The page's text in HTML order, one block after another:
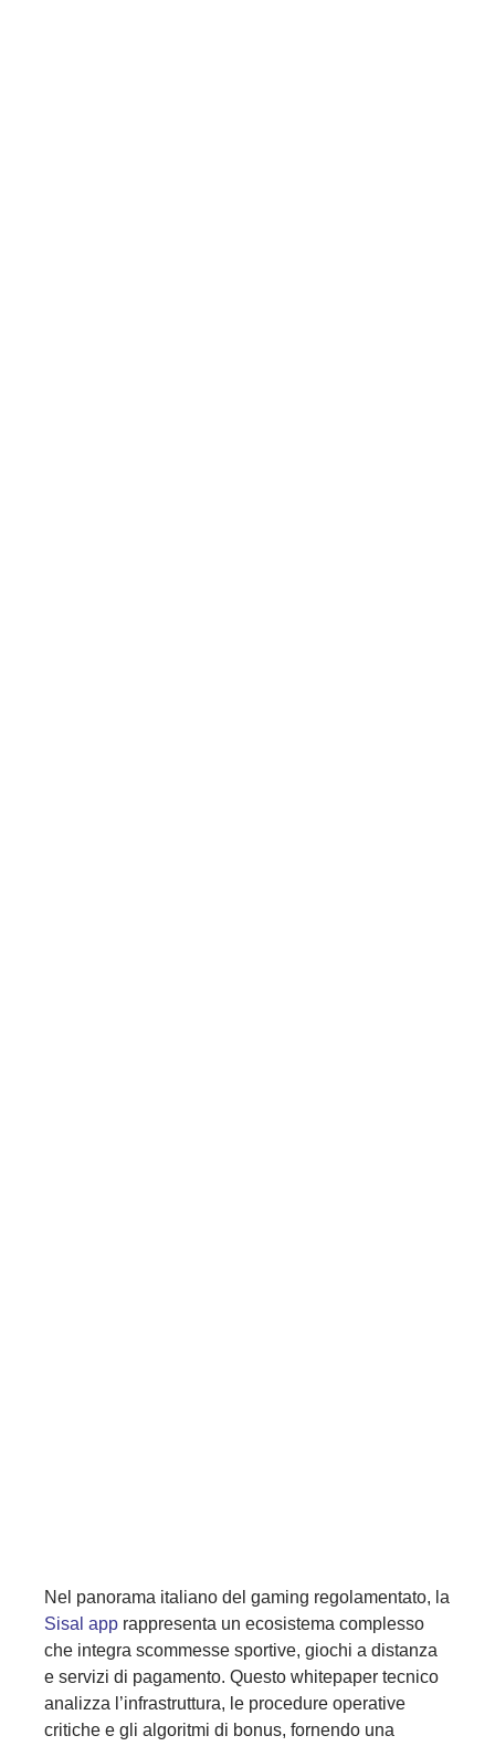
Nel panorama italiano del gaming regolamentato, la
Sisal app rappresenta un ecosistema complesso
che integra scommesse sportive, giochi a distanza
e servizi di pagamento. Questo whitepaper tecnico
analizza l’infrastruttura, le procedure operative
critiche e gli algoritmi di bonus, fornendo una